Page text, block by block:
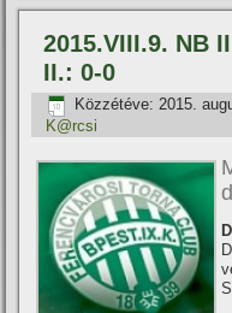
2015.VIII.9. NB
II.: 0-0
Közzétéve: 2015.
K@rcsi